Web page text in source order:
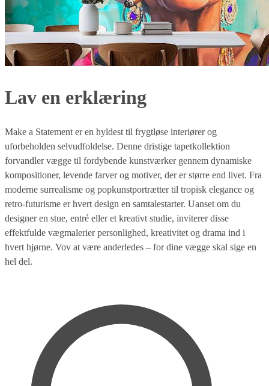
Lav en erklæring
Make a Statement er en hyldest til frygtløse interiører og
uforbeholden selvudfoldelse. Denne dristige tapetkollektion
forvandler vægge til fordybende kunstværker gennem dynamiske
kompositioner, levende farver og motiver, der er større end livet. Fra
moderne surrealisme og popkunstportrætter til tropisk elegance og
retro-futurisme er hvert design en samtalestarter. Uanset om du
designer en stue, entré eller et kreativt studie, inviterer disse
effektfulde vægmalerier personlighed, kreativitet og drama ind i
hvert hjørne. Vov at være anderledes – for dine vægge skal sige en
hel del.